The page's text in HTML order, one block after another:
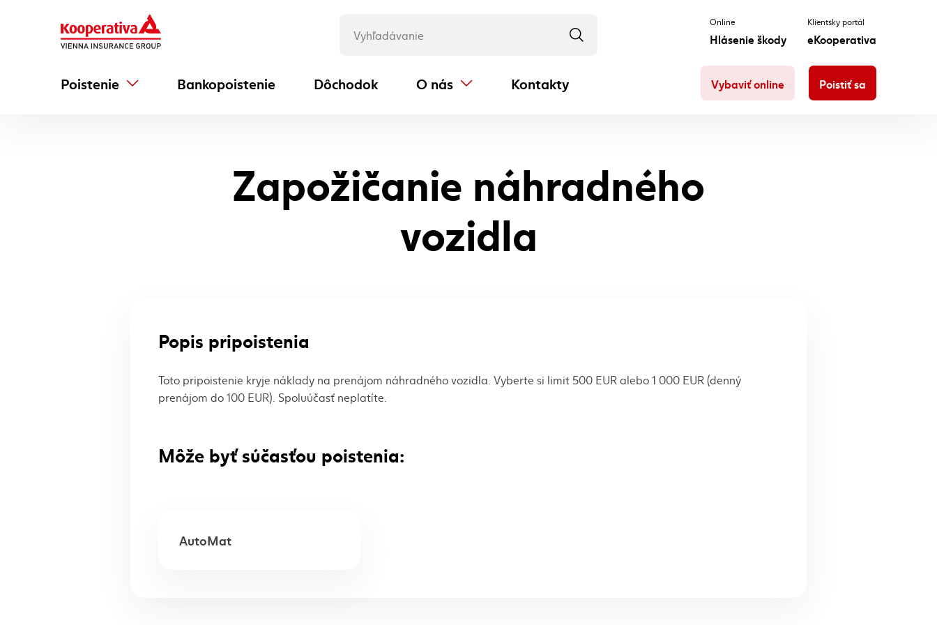
Online
Hlásenie škody
Klientsky portál
eKooperativa
Poistenie Bankopoistenie Dôchodok
(externý odkaz) O nás Kontakty Vybaviť online Poistiť sa
Zapožičanie náhradného
vozidla
Popis pripoistenia
Toto pripoistenie kryje náklady na prenájom náhradného vozidla. Vyberte si limit 500 EUR alebo 1 000 EUR (denný
prenájom do 100 EUR). Spoluúčasť neplatíte.
Môže byť súčasťou poistenia:
AutoMat